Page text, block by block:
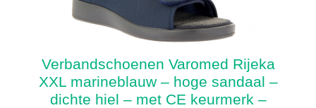
Verbandschoenen Varomed Rijeka
XXL marineblauw – hoge sandaal –
dichte hiel – met CE keurmerk –